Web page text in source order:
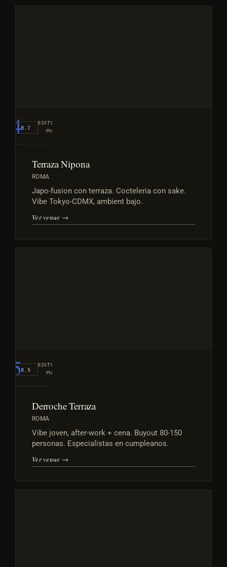
#48.7
EDITORIAL
PICK
Terraza Nipona
ROMA
Japo-fusion con terraza. Cocteleria con sake.
Vibe Tokyo-CDMX, ambient bajo.
Ver venue →
#58.5
EDITORIAL
PICK
Derroche Terraza
ROMA
Vibe joven, after-work + cena. Buyout 80-150
personas. Especialistas en cumpleanos.
Ver venue →